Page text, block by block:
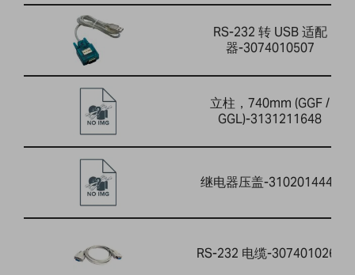
RS-232 转 USB 适配
器-3074010507
立柱，740mm (GGF /
GGL)-3131211648
继电器压盖-3102014446
RS-232 电缆-3074010266